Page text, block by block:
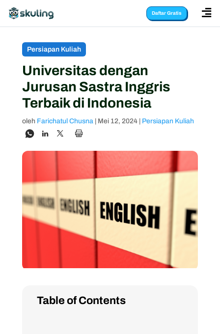
Daftar Gratis 
Persiapan Kuliah
Universitas dengan
Jurusan Sastra Inggris
Terbaik di Indonesia
oleh Farichatul Chusna| Mei 12, 2024| Persiapan Kuliah
Table of Contents